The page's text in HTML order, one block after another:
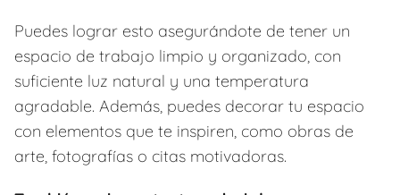
Puedes lograr esto asegurándote de tener un
espacio de trabajo limpio y organizado, con
suficiente luz natural y una temperatura
agradable. Además, puedes decorar tu espacio
con elementos que te inspiren, como obras de
arte, fotografías o citas motivadoras.